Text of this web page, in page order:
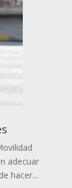
adecuar
hacer…